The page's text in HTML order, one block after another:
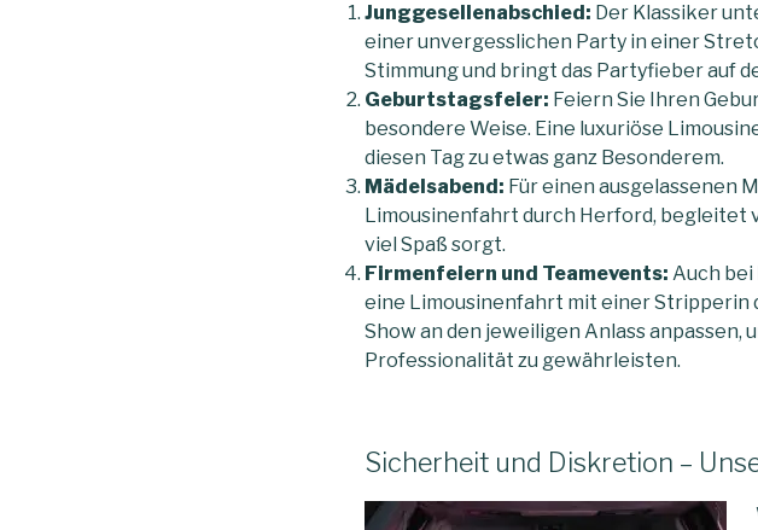
Junggesellenabschied: Der Klassiker
einer unvergesslichen Party in einer
Stimmung und bringt das Partyfieber auf
Geburtstagsfeier: Feiern Sie Ihren
besondere Weise. Eine luxuriöse
diesen Tag zu etwas ganz Besonderem.
Mädelsabend: Für einen ausgelassenen
Limousinenfahrt durch Herford, begleitet
viel Spaß sorgt.
Firmenfeiern und Teamevents: Auch
eine Limousinenfahrt mit einer Stripperin
Show an den jeweiligen Anlass
Professionalität zu gewährleisten.
Sicherheit und Diskretion –